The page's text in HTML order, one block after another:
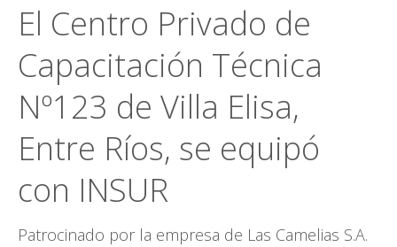
NOSOTROS
REPRESENTANTES
CONTACTO
El Centro Privado de
Capacitación Técnica
Nº123 de Villa Elisa,
Entre Ríos, se equipó
con INSUR
Patrocinado por la empresa de Las Camelias S.A.